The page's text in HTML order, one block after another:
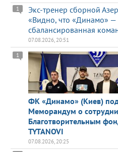
Экс-тренер сборной
«Видно, что «Динамо»
сбалансированная
1
07.08.2026, 20:51
ФК «Динамо» (Киев)
Меморандум о
Благотворительным
TYTANOVI
1
07.08.2026, 20:25